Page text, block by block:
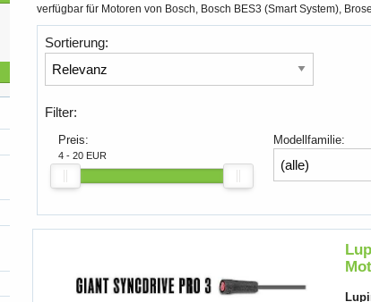
verfügbar für Motoren von Bosch, Bosch BES3 (Smart System),
Sortierung:
Filter:
Preis:
4 - 20 EUR
Modellfamilie: